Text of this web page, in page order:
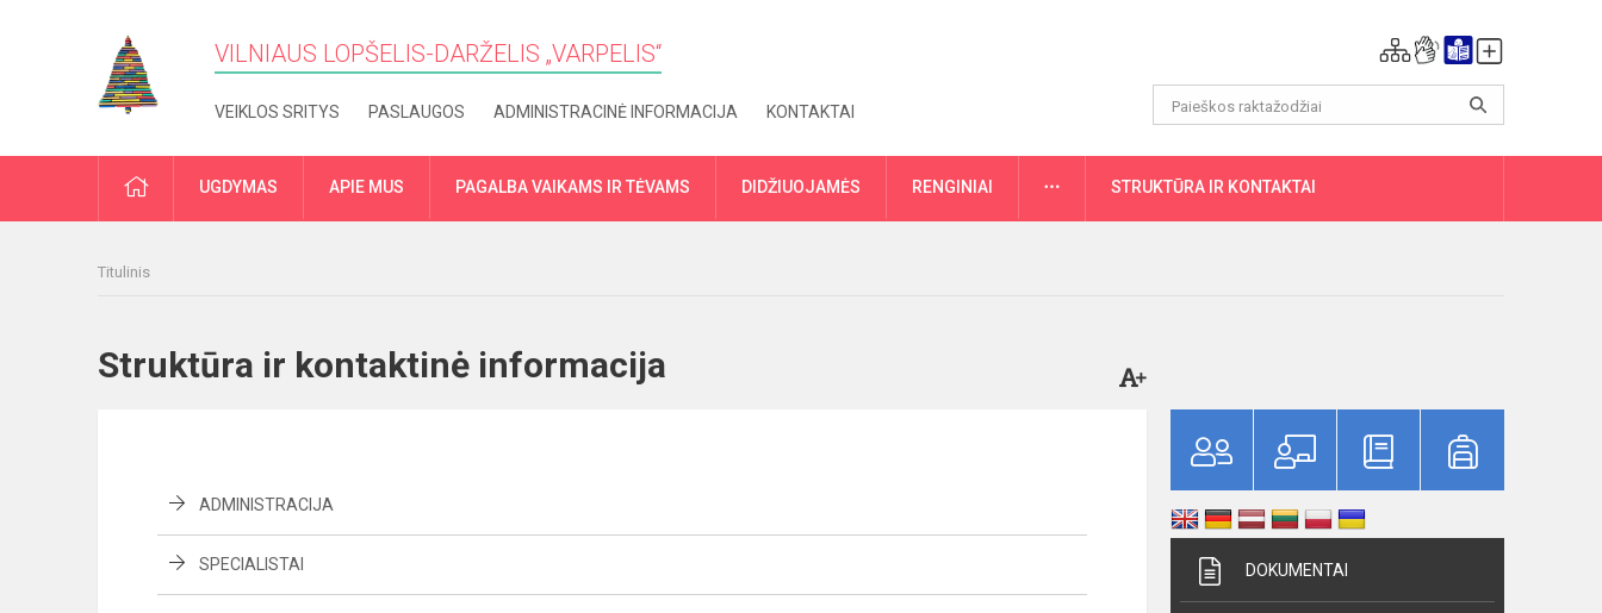
VILNIAUS LOPŠELIS-DARŽELIS „VARPELIS“
VEIKLOS SRITYS PASLAUGOS ADMINISTRACINĖ INFORMACIJA KONTAKTAI
PRADŽIAUGDYMAS APIE MUS PAGALBA VAIKAMS IR TĖVAMS DIDŽIUOJAMĖS RENGINIAI DAUGIAUSTRUKTŪRA IR KONTAKTAI
Titulinis
Struktūra ir kontaktinė informacija
ADMINISTRACIJA
SPECIALISTAI DOKUMENTAI